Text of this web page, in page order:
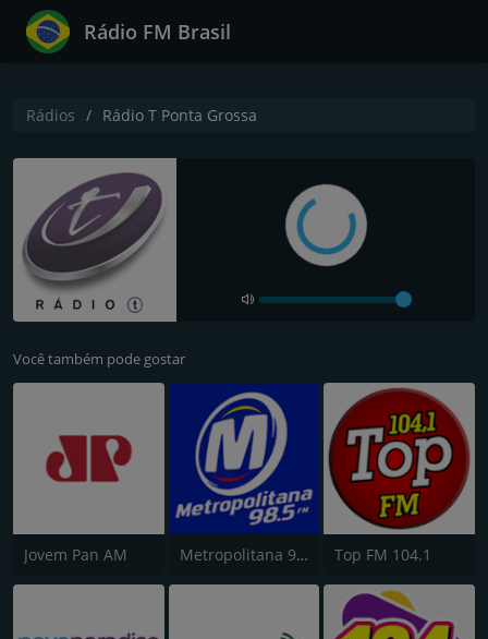
Rádio FM Brasil
Rádios Rádio T Ponta Grossa
Você também pode gostar
Jovem Pan AM Metropolitana 98.5 FM Top FM 104.1